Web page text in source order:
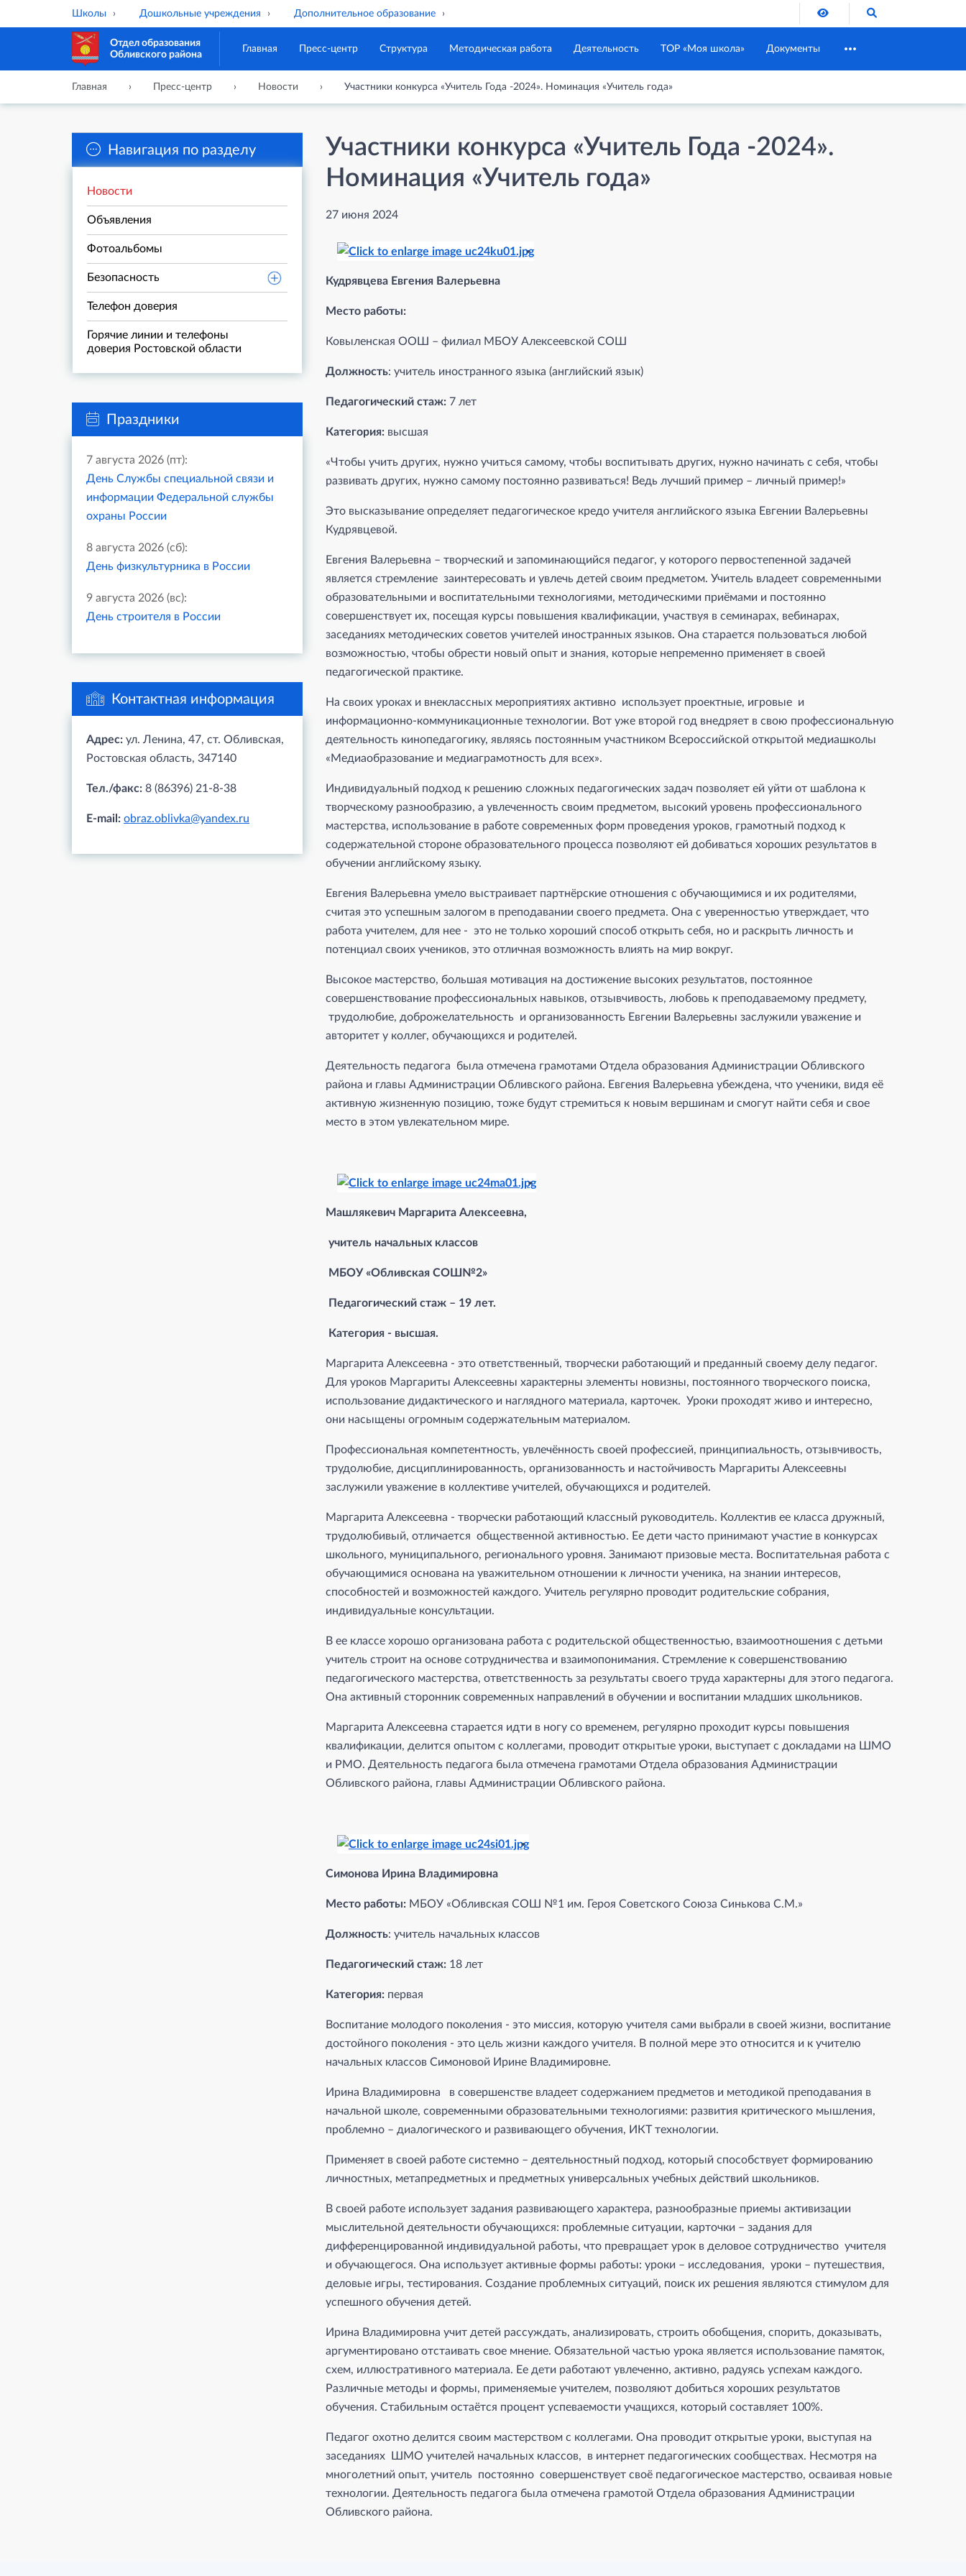
Школы Дошкольные учреждения Дополнительное образование Версия для слабовидящих
Отдел образования
Обливского района
Главная Пресс-центр Структура Методическая работа Деятельность ТОР «Моя школа» Документы
Главная Пресс-центр Новости Участники конкурса «Учитель Года -2024». Номинация «Учитель года»
Навигация по разделу
Новости
Объявления
Фотоальбомы
Безопасность
Телефон доверия
Горячие линии и телефоны
доверия Ростовской области
Праздники
7 августа 2026 (пт):
День Службы специальной связи и
информации Федеральной службы
охраны России
8 августа 2026 (сб):
День физкультурника в России
9 августа 2026 (вс):
День строителя в России
Контактная информация
Адрес: ул. Ленина, 47, ст. Обливская,
Ростовская область, 347140
Тел./факс: 8 (86396) 21-8-38
E-mail: obraz.oblivka@yandex.ru
Участники конкурса «Учитель Года -2024».
Номинация «Учитель года»
27 июня 2024
Кудрявцева Евгения Валерьевна
Место работы:
Ковыленская ООШ – филиал МБОУ Алексеевской СОШ
Должность: учитель иностранного языка (английский язык)
Педагогический стаж:7 лет
Категория: высшая
«Чтобы учить других, нужно учиться самому, чтобы воспитывать других, нужно начинать с себя, чтобы
развивать других, нужно самому постоянно развиваться! Ведь лучший пример – личный пример!»
Это высказывание определяет педагогическое кредо учителя английского языка Евгении Валерьевны
Кудрявцевой.
Евгения Валерьевна – творческий и запоминающийся педагог, у которого первостепенной задачей
является стремление заинтересовать и увлечь детей своим предметом. Учитель владеет современными
образовательными и воспитательными технологиями, методическими приёмами и постоянно
совершенствует их, посещая курсы повышения квалификации, участвуя в семинарах, вебинарах,
заседаниях методических советов учителей иностранных языков. Она старается пользоваться любой
возможностью, чтобы обрести новый опыт и знания, которые непременно применяет в своей
педагогической практике.
На своих уроках и внеклассных мероприятиях активно использует проектные, игровые и
информационно-коммуникационные технологии. Вот уже второй год внедряет в свою профессиональную
деятельность кинопедагогику, являясь постоянным участником Всероссийской открытой медиашколы
«Медиаобразование и медиаграмотность для всех».
Индивидуальный подход к решению сложных педагогических задач позволяет ей уйти от шаблона к
творческому разнообразию, а увлеченность своим предметом, высокий уровень профессионального
мастерства, использование в работе современных форм проведения уроков, грамотный подход к
содержательной стороне образовательного процесса позволяют ей добиваться хороших результатов в
обучении английскому языку.
Евгения Валерьевна умело выстраивает партнёрские отношения с обучающимися и их родителями,
считая это успешным залогом в преподавании своего предмета. Она с уверенностью утверждает, что
работа учителем, для нее - это не только хороший способ открыть себя, но и раскрыть личность и
потенциал своих учеников, это отличная возможность влиять на мир вокруг.
Высокое мастерство, большая мотивация на достижение высоких результатов, постоянное
совершенствование профессиональных навыков, отзывчивость, любовь к преподаваемому предмету,
трудолюбие, доброжелательность и организованность Евгении Валерьевны заслужили уважение и
авторитет у коллег, обучающихся и родителей.
Деятельность педагога была отмечена грамотами Отдела образования Администрации Обливского
района и главы Администрации Обливского района. Евгения Валерьевна убеждена, что ученики, видя её
активную жизненную позицию, тоже будут стремиться к новым вершинам и смогут найти себя и свое
место в этом увлекательном мире.
Машлякевич Маргарита Алексеевна,
учитель начальных классов
МБОУ «Обливская СОШ№2»
Педагогический стаж – 19 лет.
Категория - высшая.
Маргарита Алексеевна - это ответственный, творчески работающий и преданный своему делу педагог.
Для уроков Маргариты Алексеевны характерны элементы новизны, постоянного творческого поиска,
использование дидактического и наглядного материала, карточек. Уроки проходят живо и интересно,
они насыщены огромным содержательным материалом.
Профессиональная компетентность, увлечённость своей профессией, принципиальность, отзывчивость,
трудолюбие, дисциплинированность, организованность и настойчивость Маргариты Алексеевны
заслужили уважение в коллективе учителей, обучающихся и родителей.
Маргарита Алексеевна - творчески работающий классный руководитель. Коллектив ее класса дружный,
трудолюбивый, отличается общественной активностью. Ее дети часто принимают участие в конкурсах
школьного, муниципального, регионального уровня. Занимают призовые места. Воспитательная работа с
обучающимися основана на уважительном отношении к личности ученика, на знании интересов,
способностей и возможностей каждого. Учитель регулярно проводит родительские собрания,
индивидуальные консультации.
В ее классе хорошо организована работа с родительской общественностью, взаимоотношения с детьми
учитель строит на основе сотрудничества и взаимопонимания. Стремление к совершенствованию
педагогического мастерства, ответственность за результаты своего труда характерны для этого педагога.
Она активный сторонник современных направлений в обучении и воспитании младших школьников.
Маргарита Алексеевна старается идти в ногу со временем, регулярно проходит курсы повышения
квалификации, делится опытом с коллегами, проводит открытые уроки, выступает с докладами на ШМО
и РМО. Деятельность педагога была отмечена грамотами Отдела образования Администрации
Обливского района, главы Администрации Обливского района.
Симонова Ирина Владимировна
Место работы: МБОУ «Обливская СОШ №1 им. Героя Советского Союза Синькова С.М.»
Должность: учитель начальных классов
Педагогический стаж:18 лет
Категория:первая
Воспитание молодого поколения - это миссия, которую учителя сами выбрали в своей жизни, воспитание
достойного поколения - это цель жизни каждого учителя. В полной мере это относится и к учителю
начальных классов Симоновой Ирине Владимировне.
Ирина Владимировна в совершенстве владеет содержанием предметов и методикой преподавания в
начальной школе, современными образовательными технологиями: развития критического мышления,
проблемно – диалогического и развивающего обучения, ИКТ технологии.
Применяет в своей работе системно – деятельностный подход, который способствует формированию
личностных, метапредметных и предметных универсальных учебных действий школьников.
В своей работе использует задания развивающего характера, разнообразные приемы активизации
мыслительной деятельности обучающихся: проблемные ситуации, карточки – задания для
дифференцированной индивидуальной работы, что превращает урок в деловое сотрудничество учителя
и обучающегося. Она использует активные формы работы: уроки – исследования, уроки – путешествия,
деловые игры, тестирования. Создание проблемных ситуаций, поиск их решения являются стимулом для
успешного обучения детей.
Ирина Владимировна учит детей рассуждать, анализировать, строить обобщения, спорить, доказывать,
аргументировано отстаивать свое мнение. Обязательной частью урока является использование памяток,
схем, иллюстративного материала. Ее дети работают увлеченно, активно, радуясь успехам каждого.
Различные методы и формы, применяемые учителем, позволяют добиться хороших результатов
обучения. Стабильным остаётся процент успеваемости учащихся, который составляет 100%.
Педагог охотно делится своим мастерством с коллегами. Она проводит открытые уроки, выступая на
заседаниях ШМО учителей начальных классов, в интернет педагогических сообществах. Несмотря на
многолетний опыт, учитель постоянно совершенствует своё педагогическое мастерство, осваивая новые
технологии. Деятельность педагога была отмечена грамотой Отдела образования Администрации
Обливского района.